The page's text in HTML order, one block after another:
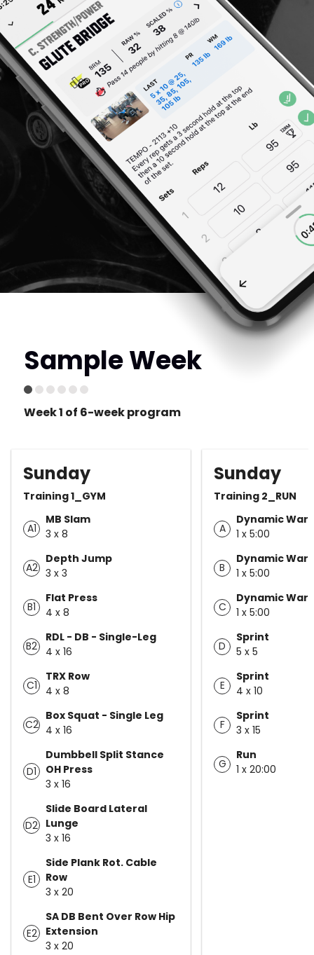
Sample Week
Week 1 of 6-week program
Sunday
Training 1_GYM
A1
MB Slam
3 x 8
A2
Depth Jump
3 x 3
B1
Flat Press
4 x 8
B2
RDL - DB - Single-Leg
4 x 16
C1
TRX Row
4 x 8
C2
Box Squat - Single Leg
4 x 16
D1
Dumbbell Split Stance
OH Press
3 x 16
D2
Slide Board Lateral
Lunge
3 x 16
E1
Side Plank Rot. Cable
Row
3 x 20
E2
SA DB Bent Over Row Hip
Extension
3 x 20
Sunday
Training 2_RUN
A
Dynamic
1 x 5:00
B
Dynamic
1 x 5:00
C
Dynamic
1 x 5:00
D
Sprint
5 x 5
E
Sprint
4 x 10
F
Sprint
3 x 15
G
Run
1 x 20:00